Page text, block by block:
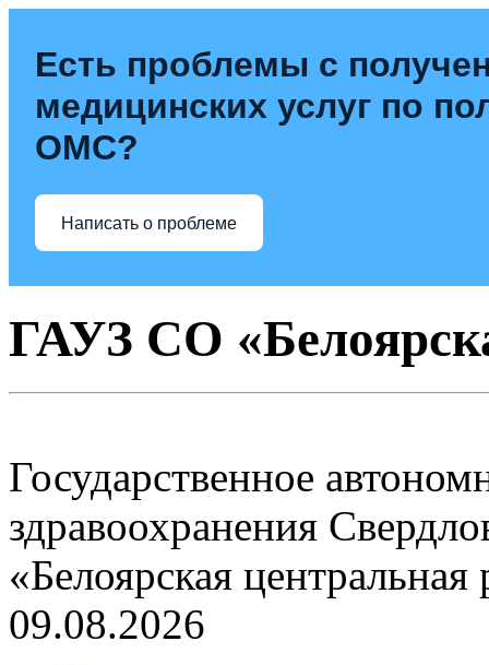
Есть проблемы с
медицинских услуг по
ОМС?
Написать о проблеме
ГАУЗ СО
Государственное
здравоохранения
«Белоярская
09.08.2026